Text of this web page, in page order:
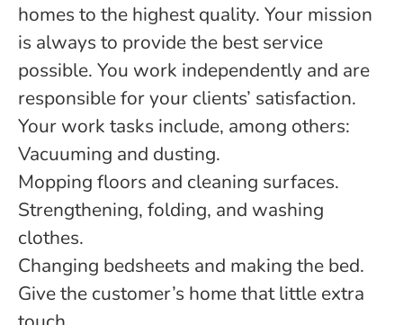
homes to the highest quality. Your mission
is always to provide the best service
possible. You work independently and are
responsible for your clients’ satisfaction.
Your work tasks include, among others:
Vacuuming and dusting.
Mopping floors and cleaning surfaces.
Strengthening, folding, and washing
clothes.
Changing bedsheets and making the bed.
Give the customer’s home that little extra